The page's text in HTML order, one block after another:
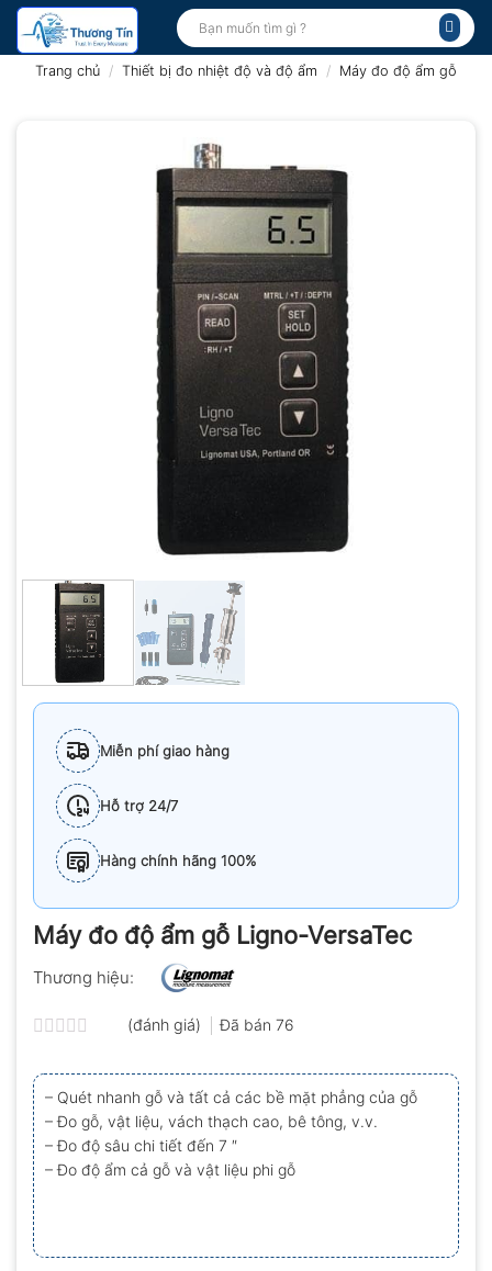
Bỏ
qua
Tìm
kiếm:
Trang chủ / Thiết bị đo nhiệt độ và độ ẩm / Máy đo độ ẩm gỗ
Miễn phí giao hàng
Hỗ trợ 24/7
Hàng chính hãng 100%
Máy đo độ ẩm gỗ Ligno-VersaTec
Thương hiệu:
xếp
hạng
0.0
5
sao
(đánh giá) Đã bán 76
– Quét nhanh gỗ và tất cả các bề mặt phẳng của gỗ
– Đo gỗ, vật liệu, vách thạch cao, bê tông, v.v.
– Đo độ sâu chi tiết đến 7 ″
– Đo độ ẩm cả gỗ và vật liệu phi gỗ